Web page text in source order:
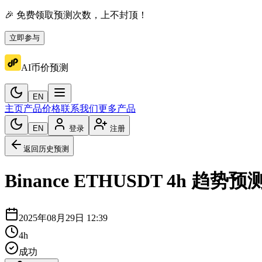
🎉 免费领取预测次数，上不封顶！
立即参与
AI币价预测
EN
主页产品价格联系我们更多产品
EN 登录 注册
返回历史预测
Binance ETHUSDT 4h 趋势预
2025年08月29日 12:39
4h
成功